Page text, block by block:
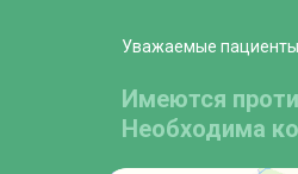
Уважаемые
Имеются
Необходима